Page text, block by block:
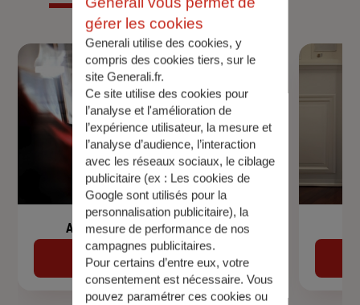
Assurance de prêt immobilier
Découvrir
gérer les cookies
Generali utilise des cookies, y
compris des cookies tiers, sur le
site Generali.fr.
Ce site utilise des cookies pour
l’analyse et l'amélioration de
l’expérience utilisateur, la mesure et
l’analyse d’audience, l’interaction
avec les réseaux sociaux, le ciblage
publicitaire (ex : Les cookies de
Google sont utilisés pour la
personnalisation publicitaire), la
mesure de performance de nos
campagnes publicitaires.
Pour certains d’entre eux, votre
consentement est nécessaire. Vous
pouvez paramétrer ces cookies ou